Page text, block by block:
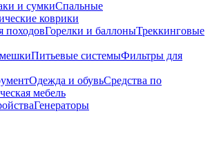
и сумкиСпальные
коврики
походовГорелки и баллоныТреккинговые
Питьевые системыФильтры для
Одежда и обувьСредства по
мебель
Генераторы